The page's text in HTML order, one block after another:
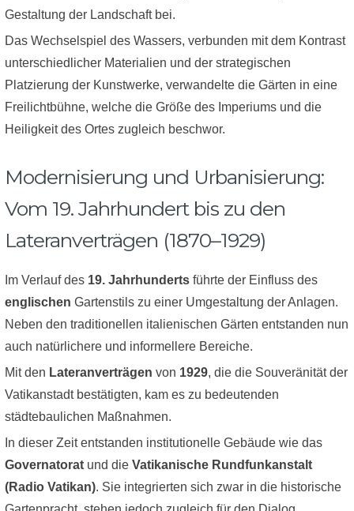
Gestaltung der Landschaft bei.
Das Wechselspiel des Wassers, verbunden mit dem Kontrast
unterschiedlicher Materialien und der strategischen
Platzierung der Kunstwerke, verwandelte die Gärten in eine
Freilichtbühne, welche die Größe des Imperiums und die
Heiligkeit des Ortes zugleich beschwor.
Modernisierung und Urbanisierung:
Vom 19. Jahrhundert bis zu den
Lateranverträgen (1870–1929)
Im Verlauf des 19. Jahrhunderts führte der Einfluss des
englischen Gartenstils zu einer Umgestaltung der Anlagen.
Neben den traditionellen italienischen Gärten entstanden nun
auch natürlichere und informellere Bereiche.
Mit den Lateranverträgen von 1929, die die Souveränität der
Vatikanstadt bestätigten, kam es zu bedeutenden
städtebaulichen Maßnahmen.
In dieser Zeit entstanden institutionelle Gebäude wie das
Governatorat und die Vatikanische Rundfunkanstalt
(Radio Vatikan). Sie integrierten sich zwar in die historische